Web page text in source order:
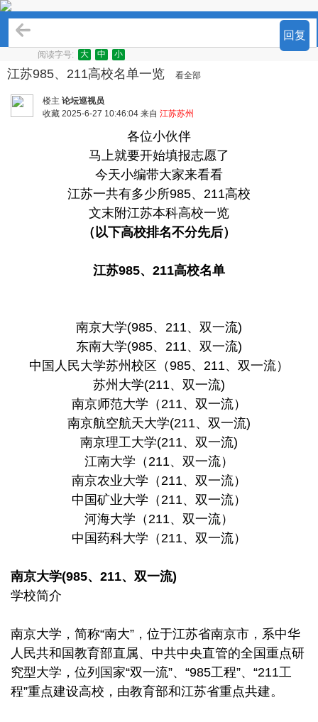
回复
阅读字号: 大 中 小
江苏985、211高校名单一览 看全部
楼主 论坛巡视员
收藏 2025-6-27 10:46:04 来自 江苏苏州
各位小伙伴
马上就要开始填报志愿了
今天小编带大家来看看
江苏一共有多少所985、211高校
文末附江苏本科高校一览
（以下高校排名不分先后）
江苏985、211高校名单
南京大学(985、211、双一流)
东南大学(985、211、双一流)
中国人民大学苏州校区（985、211、双一流）
苏州大学(211、双一流)
南京师范大学（211、双一流）
南京航空航天大学(211、双一流)
南京理工大学(211、双一流)
江南大学（211、双一流）
南京农业大学（211、双一流）
中国矿业大学（211、双一流）
河海大学（211、双一流）
中国药科大学（211、双一流）
南京大学(985、211、双一流)
学校简介
南京大学，简称“南大”，位于江苏省南京市，系中华
人民共和国教育部直属、中共中央直管的全国重点研
究型大学，位列国家“双一流”、“985工程”、“211工
程”重点建设高校，由教育部和江苏省重点共建。